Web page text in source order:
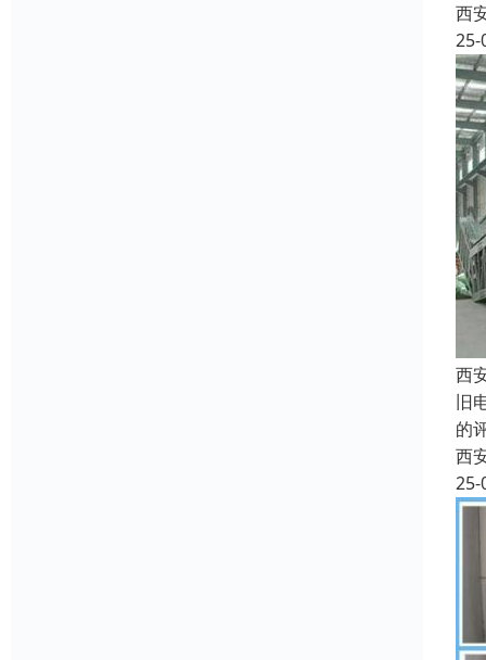
西
25-
西
旧
的
西
25-